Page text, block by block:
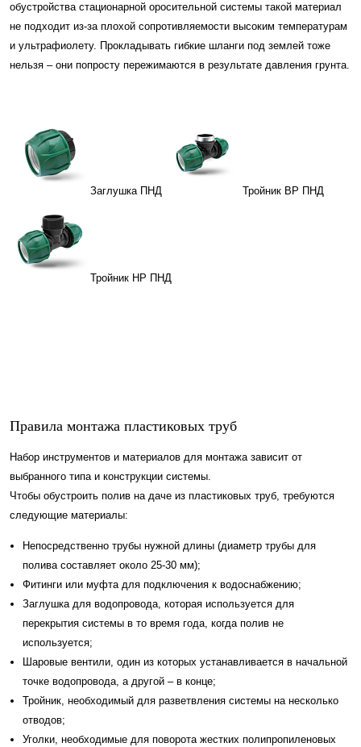
обустройства стационарной оросительной системы такой материал
не подходит из-за плохой сопротивляемости высоким температурам
и ультрафиолету. Прокладывать гибкие шланги под землей тоже
нельзя – они попросту пережимаются в результате давления грунта.
Заглушка ПНД Тройник ВР ПНД
Тройник НР ПНД
Правила монтажа пластиковых труб
Набор инструментов и материалов для монтажа зависит от
выбранного типа и конструкции системы.
Чтобы обустроить полив на даче из пластиковых труб, требуются
следующие материалы:
Непосредственно трубы нужной длины (диаметр трубы для
полива составляет около 25-30 мм);
Фитинги или муфта для подключения к водоснабжению;
Заглушка для водопровода, которая используется для
перекрытия системы в то время года, когда полив не
используется;
Шаровые вентили, один из которых устанавливается в начальной
точке водопровода, а другой – в конце;
Тройник, необходимый для разветвления системы на несколько
отводов;
Уголки, необходимые для поворота жестких полипропиленовых